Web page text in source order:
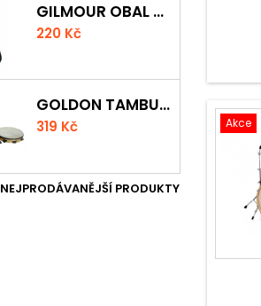
GILMOUR OBAL NA UKULELE CONCERT
220 Kč
GOLDON TAMBURÍNA S BLÁNOU A ČINELKY 20CM
319 Kč
PRODUKTY
Akce